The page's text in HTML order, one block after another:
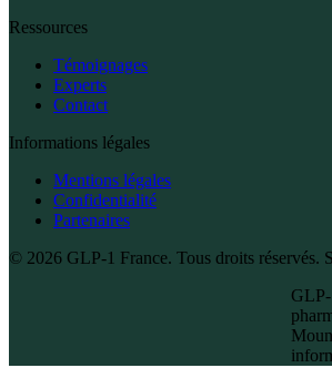
Ressources
Témoignages
Experts
Contact
Informations légales
Mentions légales
Confidentialité
Partenaires
© 2026 GLP-1 France. Tous droits réservés.